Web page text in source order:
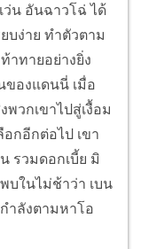
ว่น อันฉาวโฉ่ ได้
บง่าย ทำตัวตาม
าทายอย่างยิ่ง
ของแดนนี่ เมื่อ
วกเขาไปสู่เงื้อม
กอีกต่อไป เขา
รวมดอกเบี้ย มิ
บในไม่ช้าว่า เบน
ำลังตามหาโอ